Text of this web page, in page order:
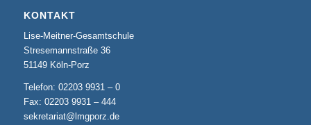
KONTAKT
Lise-Meitner-Gesamtschule
Stresemannstraße 36
51149 Köln-Porz
Telefon: 02203 9931 – 0
Fax: 02203 9931 – 444
sekretariat@lmgporz.de